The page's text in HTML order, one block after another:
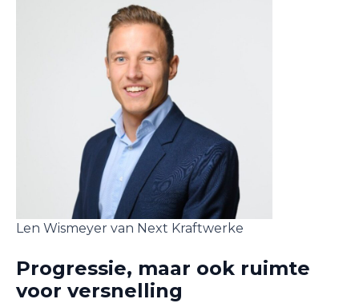
Len Wismeyer van Next Kraftwerke
Progressie, maar ook ruimte
voor versnelling